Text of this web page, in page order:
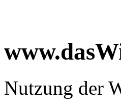
Nutzung der